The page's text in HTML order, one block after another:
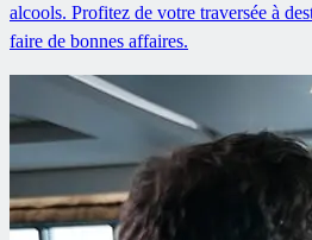
alcools. Profitez de votre traversée à
faire de bonnes affaires.